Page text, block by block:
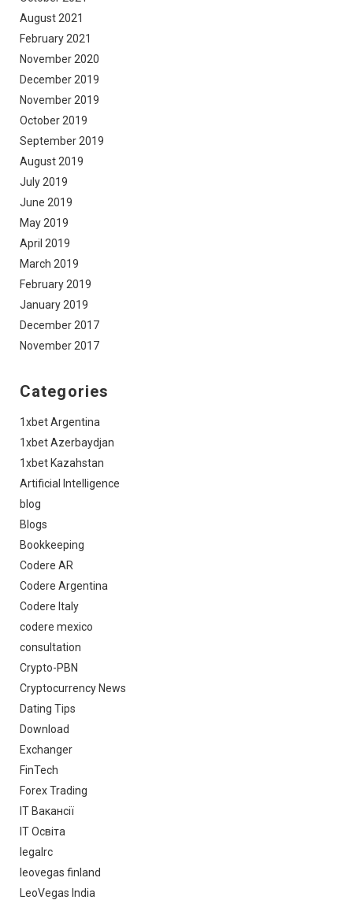
August 2021
February 2021
November 2020
December 2019
November 2019
October 2019
September 2019
August 2019
July 2019
June 2019
May 2019
April 2019
March 2019
February 2019
January 2019
December 2017
November 2017
Categories
1xbet Argentina
1xbet Azerbaydjan
1xbet Kazahstan
Artificial Intelligence
blog
Blogs
Bookkeeping
Codere AR
Codere Argentina
Codere Italy
codere mexico
consultation
Crypto-PBN
Cryptocurrency News
Dating Tips
Download
Exchanger
FinTech
Forex Trading
IT Вакансії
IT Освіта
legalrc
leovegas finland
LeoVegas India